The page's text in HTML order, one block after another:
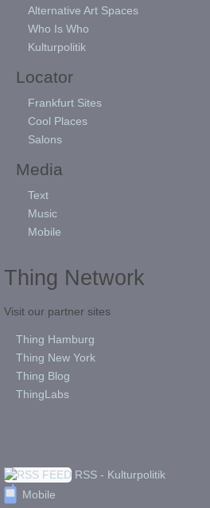
Alternative Art Spaces
Who Is Who
Kulturpolitik
Locator
Frankfurt Sites
Cool Places
Salons
Media
Text
Music
Mobile
Thing Network
Visit our partner sites
Thing Hamburg
Thing New York
Thing Blog
ThingLabs
RSS - Kulturpolitik
Mobile